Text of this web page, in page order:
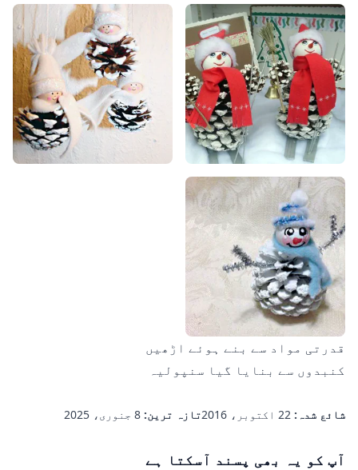
قدرتی مواد سے بنے ہوئے اڑھیں
کنبدوں سے بنایا گیا سنپولیہ
شائع شدہ: 22 اکتوبر، 2016 تازہ ترین: 8 جنوری، 2025
آپ کو یہ بھی پسند آسکتا ہے